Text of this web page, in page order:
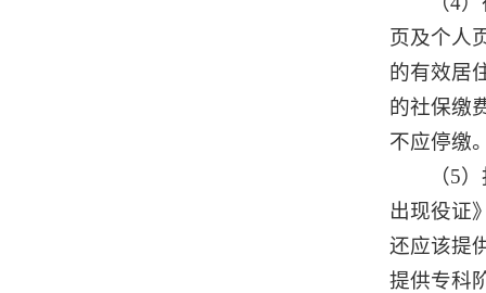
页及个人
的有效居
的社保缴
不应停缴
（5
出现役证
还应该提
提供专科